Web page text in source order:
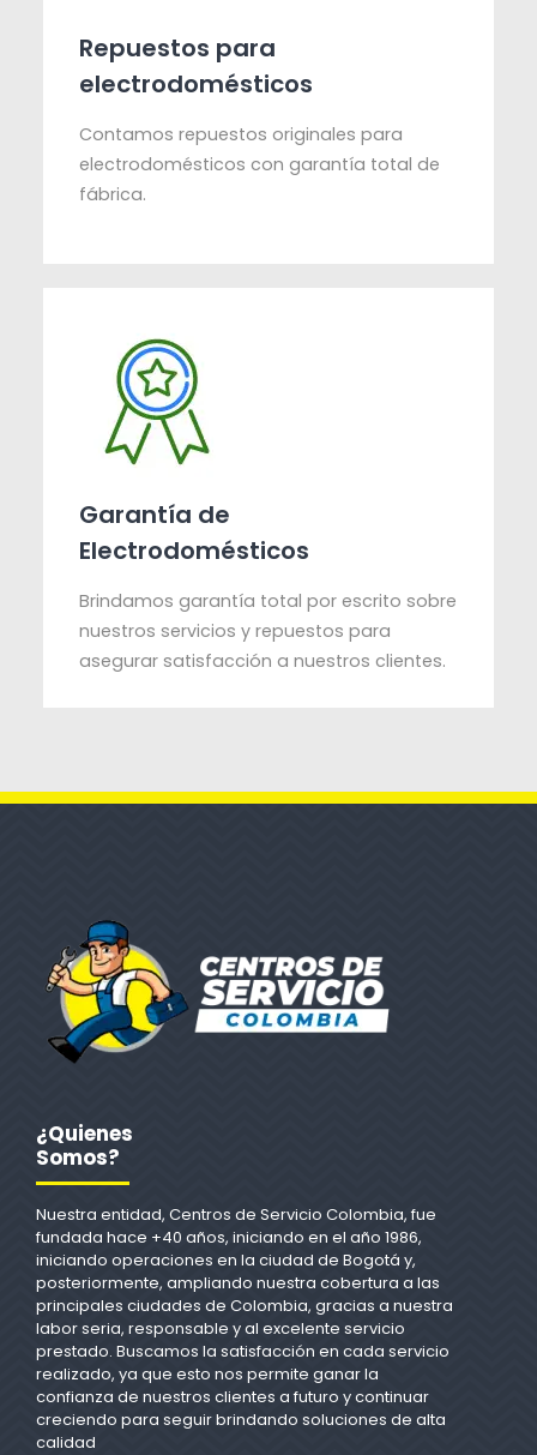
Repuestos para
electrodomésticos
Contamos repuestos originales para
electrodomésticos con garantía total de
fábrica.
Garantía de
Electrodomésticos
Brindamos garantía total por escrito sobre
nuestros servicios y repuestos para
asegurar satisfacción a nuestros clientes.
¿Quienes
Somos?
Nuestra entidad, Centros de Servicio Colombia, fue
fundada hace +40 años, iniciando en el año 1986,
iniciando operaciones en la ciudad de Bogotá y,
posteriormente, ampliando nuestra cobertura a las
principales ciudades de Colombia, gracias a nuestra
labor seria, responsable y al excelente servicio
prestado. Buscamos la satisfacción en cada servicio
realizado, ya que esto nos permite ganar la
confianza de nuestros clientes a futuro y continuar
creciendo para seguir brindando soluciones de alta
calidad